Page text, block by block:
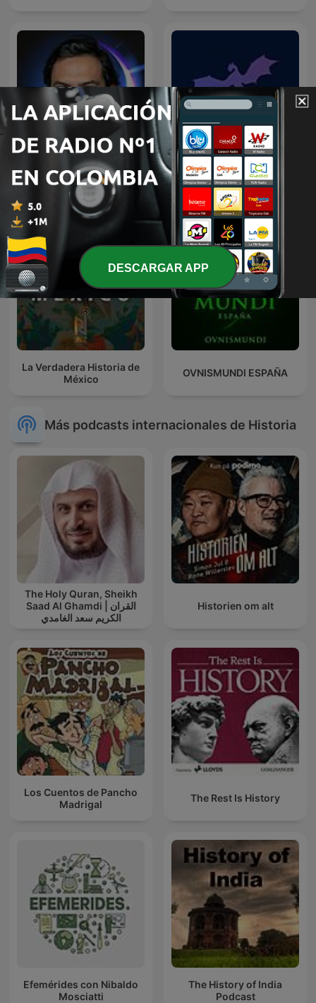
MÁS ALLÁ con ESTEBAN
CRUZ / PODCAST
Mitos y Leyendas
La Verdadera Historia de
México
OVNISMUNDI ESPAÑA
Más podcasts internacionales de Historia
The Holy Quran, Sheikh
Saad Al Ghamdi | القران
الكريم سعد الغامدي
Historien om alt
Los Cuentos de Pancho
Madrigal
The Rest Is History
Efemérides con Nibaldo
Mosciatti
The History of India
Podcast
DESCARGAR APP